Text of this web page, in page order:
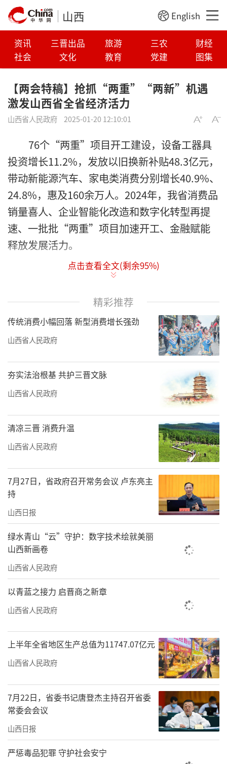
山西 English
资讯 三晋出品 旅游 三农
财经
社会
文化 教育 党建 图集
【两会特稿】抢抓“两重”“两新”机遇
激发山西省全省经济活力
山西省人民政府 2025-01-20 12:10:01
76个“两重”项目开工建设，设备工器具
投资增长11.2%，发放以旧换新补贴48.3亿元，
带动新能源汽车、家电类消费分别增长40.9%、
24.8%，惠及160余万人。2024年，我省消费品
销量喜人、企业智能化改造和数字化转型再提
速、一批批“两重”项目加速开工、金融赋能
释放发展活力。
2025年，“两新”政策加力扩围，“两
新”“两重”的政策、措施在正参加省两会的
省人大代表和省政协委员中引发热议。
两重”建设筑牢经济发展基石
政府工作报告提出，开展“重大项目建设
年”行动，统筹“硬投资”和“软建设”，实
施一批“两重”项目和高质量转型项目，抓好
616个省级重点工程年度建设项目。
推动“两重”建设，要坚持统筹谋划，强
化全局思维、战略思维、系统思维，坚持分步
的合力。
2024年，我省争取到超过58.49亿元的超长
期特别国债资金，推动基础设施领域补短板、
强弱项。
“一泓清水入黄河”工程全部开工、加快
建设，推动黄河流域生态保护和高质量发展取
得积极成效。古贤水利枢纽工程正式开工建
点击查看全文(剩余95%)
精彩推荐
传统消费小幅回落 新型消费增长强劲
山西省人民政府
夯实法治根基 共护三晋文脉
山西省人民政府
清凉三晋 消费升温
山西省人民政府
7月27日，省政府召开常务会议 卢东亮主
持
山西日报
绿水青山“云”守护：数字技术绘就美丽
山西新画卷
山西省人民政府
以青蓝之接力 启晋商之新章
山西省人民政府
上半年全省地区生产总值为11747.07亿元
山西省人民政府
7月22日，省委书记唐登杰主持召开省委
常委会会议
山西日报
严惩毒品犯罪 守护社会安宁